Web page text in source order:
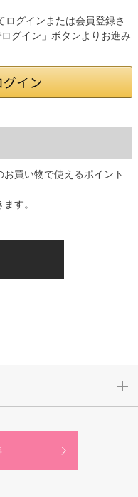
グインまたは会員登録さ
グイン」ボタンよりお進み
買い物で使えるポイント
す。